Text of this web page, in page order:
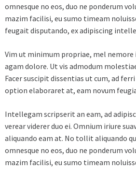
omnesque no eos, duo ne ponderum
mazim facilisi, eu sumo timeam
feugait disputando, ex adipiscing
Vim ut minimum propriae, mel nemore
agam dolore. Ut vis admodum
Facer suscipit dissentias ut cum, ad
option elaboraret at, eam novum
Intellegam scripserit an eam, ad
verear viderer duo ei. Omnium iriure
aliquando eam at. No tollit aliquando
omnesque no eos, duo ne ponderum
mazim facilisi, eu sumo timeam